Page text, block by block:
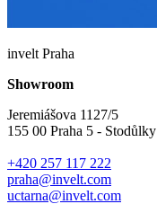
invelt Praha
Showroom
Jeremiášova 1127/5
155 00 Praha 5 - Stodůlky
+420 257 117 222
praha@invelt.com
uctarna@invelt.com